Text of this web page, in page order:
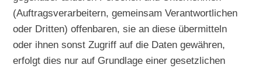
(Auftragsverarbeitern, gemeinsam Verantwortlichen
oder Dritten) offenbaren, sie an diese übermitteln
oder ihnen sonst Zugriff auf die Daten gewähren,
erfolgt dies nur auf Grundlage einer gesetzlichen